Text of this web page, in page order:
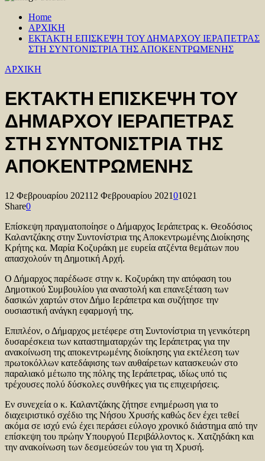
Home
ΑΡΧΙΚΗ
ΕΚΤΑΚΤΗ ΕΠΙΣΚΕΨΗ ΤΟΥ ΔΗΜΑΡΧΟΥ ΙΕΡΑΠΕΤΡΑΣ
ΣΤΗ ΣΥΝΤΟΝΙΣΤΡΙΑ ΤΗΣ ΑΠΟΚΕΝΤΡΩΜΕΝΗΣ
ΑΡΧΙΚΗ
ΕΚΤΑΚΤΗ ΕΠΙΣΚΕΨΗ ΤΟΥ
ΔΗΜΑΡΧΟΥ ΙΕΡΑΠΕΤΡΑΣ
ΣΤΗ ΣΥΝΤΟΝΙΣΤΡΙΑ ΤΗΣ
ΑΠΟΚΕΝΤΡΩΜΕΝΗΣ
12 Φεβρουαρίου 202112 Φεβρουαρίου 202101021
Share0
Επίσκεψη πραγματοποίησε ο Δήμαρχος Ιεράπετρας κ. Θεοδόσιος
Καλαντζάκης στην Συντονίστρια της Αποκεντρωμένης Διοίκησης
Κρήτης κα. Μαρία Κοζυράκη με ευρεία ατζέντα θεμάτων που
απασχολούν τη Δημοτική Αρχή.
Ο Δήμαρχος παρέδωσε στην κ. Κοζυράκη την απόφαση του
Δημοτικού Συμβουλίου για αναστολή και επανεξέταση των
δασικών χαρτών στον Δήμο Ιεράπετρα και συζήτησε την
ουσιαστική ανάγκη εφαρμογή της.
Επιπλέον, ο Δήμαρχος μετέφερε στη Συντονίστρια τη γενικότερη
δυσαρέσκεια των καταστηματαρχών της Ιεράπετρας για την
ανακοίνωση της αποκεντρωμένης διοίκησης για εκτέλεση των
πρωτοκόλλων κατεδάφισης των αυθαίρετων κατασκευών στο
παραλιακό μέτωπο της πόλης της Ιεράπετρας, ιδίως υπό τις
τρέχουσες πολύ δύσκολες συνθήκες για τις επιχειρήσεις.
Εν συνεχεία ο κ. Καλαντζάκης ζήτησε ενημέρωση για το
διαχειριστικό σχέδιο της Νήσου Χρυσής καθώς δεν έχει τεθεί
ακόμα σε ισχύ ενώ έχει περάσει εύλογο χρονικό διάστημα από την
επίσκεψη του πρώην Υπουργού Περιβάλλοντος κ. Χατζηδάκη και
την ανακοίνωση των δεσμεύσεών του για τη Χρυσή.